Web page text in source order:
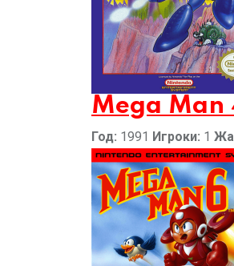
Mega Man
Год: 1991 Игроки: 1